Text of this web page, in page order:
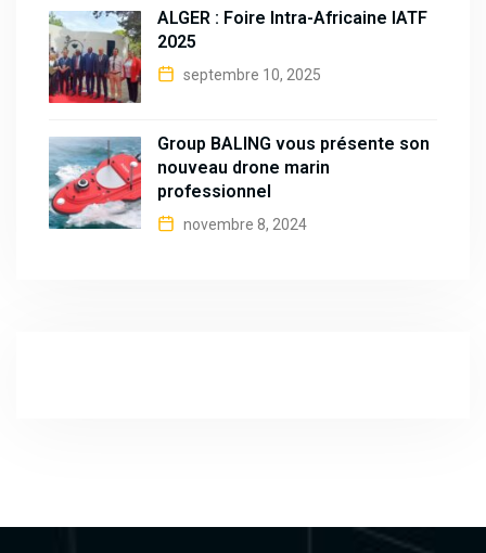
ALGER : Foire Intra-Africaine IATF
2025
septembre 10, 2025
Group BALING vous présente son
nouveau drone marin
professionnel
novembre 8, 2024